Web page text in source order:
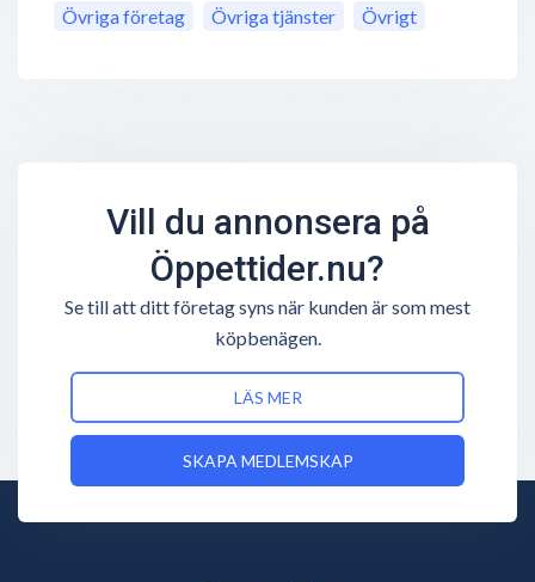
Övriga företag
Övriga tjänster Övrigt
Vill du annonsera på
Öppettider.nu?
Se till att ditt företag syns när kunden är som mest
köpbenägen.
LÄS MER
SKAPA MEDLEMSKAP